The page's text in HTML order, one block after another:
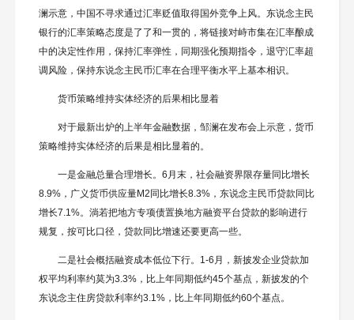
澜示意，中国不寻求通过汇率贬值取得国外竞争上风。东说念主民
银行的汇率策略态度是了了和一贯的，将链接对峙市集在汇率酿成
中的决定性作用，保持汇率弹性，同期强化预期指令，退守汇率超
调风险，保持东说念主民币汇率在合理平衡水平上基本相识。
货币策略维持实体经济的后果相比显着
对于最新出炉的上半年金融数据，邹澜在发布会上示意，货币
策略维持实体经济的后果是相比显着的。
一是金融总量合理增长。6月末，社会融资界限存量同比增长
8.9%，广义货币供应量M2同比增长8.3%，东说念主民币贷款同比
增长7.1%。淌若把地方专项债置换地方融资平台贷款的影响进行
规复，按可比口径，贷款同比增速还要更高一些。
二是社会概括融资成本低位下行。1-6月，新披发企业贷款加
权平均利率约莫为3.3%，比上年同期低约45个基点，新披发的个
东说念主住房贷款利率约3.1%，比上年同期低约60个基点。